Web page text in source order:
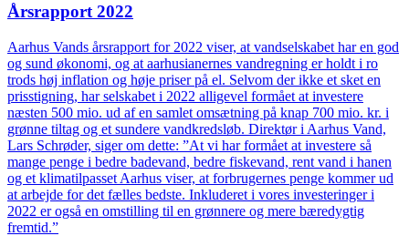
Årsrapport 2022
Aarhus Vands årsrapport for 2022 viser, at vandselskabet har en god
og sund økonomi, og at aarhusianernes vandregning er holdt i ro
trods høj inflation og høje priser på el. Selvom der ikke et sket en
prisstigning, har selskabet i 2022 alligevel formået at investere
næsten 500 mio. ud af en samlet omsætning på knap 700 mio. kr. i
grønne tiltag og et sundere vandkredsløb. Direktør i Aarhus Vand,
Lars Schrøder, siger om dette: ”At vi har formået at investere så
mange penge i bedre badevand, bedre fiskevand, rent vand i hanen
og et klimatilpasset Aarhus viser, at forbrugernes penge kommer ud
at arbejde for det fælles bedste. Inkluderet i vores investeringer i
2022 er også en omstilling til en grønnere og mere bæredygtig
fremtid.”